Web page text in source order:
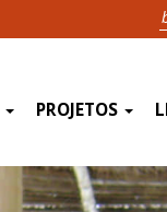
PROJETOS